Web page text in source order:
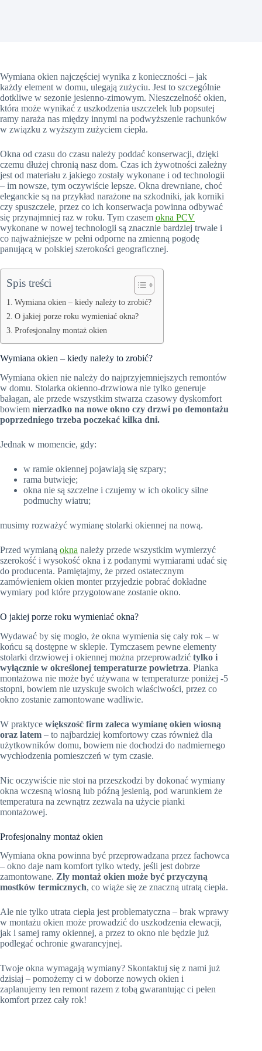
Wymiana okien najczęściej wynika z konieczności – jak
każdy element w domu, ulegają zużyciu. Jest to szczególnie
dotkliwe w sezonie jesienno-zimowym. Nieszczelność okien,
która może wynikać z uszkodzenia uszczelek lub popsutej
ramy naraża nas między innymi na podwyższenie rachunków
w związku z wyższym zużyciem ciepła.
Okna od czasu do czasu należy poddać konserwacji, dzięki
czemu dłużej chronią nasz dom. Czas ich żywotności zależny
jest od materiału z jakiego zostały wykonane i od technologii
– im nowsze, tym oczywiście lepsze. Okna drewniane, choć
eleganckie są na przykład narażone na szkodniki, jak korniki
czy spuszczele, przez co ich konserwacja powinna odbywać
się przynajmniej raz w roku. Tym czasem okna PCV
wykonane w nowej technologii są znacznie bardziej trwałe i
co najważniejsze w pełni odporne na zmienną pogodę
panującą w polskiej szerokości geograficznej.
Spis treści
Wymiana okien – kiedy należy to zrobić?
O jakiej porze roku wymieniać okna?
Profesjonalny montaż okien
Wymiana okien – kiedy należy to zrobić?
Wymiana okien nie należy do najprzyjemniejszych remontów
w domu. Stolarka okienno-drzwiowa nie tylko generuje
bałagan, ale przede wszystkim stwarza czasowy dyskomfort
bowiem nierzadko na nowe okno czy drzwi po demontażu
poprzedniego trzeba poczekać kilka dni.
Jednak w momencie, gdy:
w ramie okiennej pojawiają się szpary;
rama butwieje;
okna nie są szczelne i czujemy w ich okolicy silne
podmuchy wiatru;
musimy rozważyć wymianę stolarki okiennej na nową.
Przed wymianą okna należy przede wszystkim wymierzyć
szerokość i wysokość okna i z podanymi wymiarami udać się
do producenta. Pamiętajmy, że przed ostatecznym
zamówieniem okien monter przyjedzie pobrać dokładne
wymiary pod które przygotowane zostanie okno.
O jakiej porze roku wymieniać okna?
Wydawać by się mogło, że okna wymienia się cały rok – w
końcu są dostępne w sklepie. Tymczasem pewne elementy
stolarki drzwiowej i okiennej można przeprowadzić tylko i
wyłącznie w określonej temperaturze powietrza. Pianka
montażowa nie może być używana w temperaturze poniżej -5
stopni, bowiem nie uzyskuje swoich właściwości, przez co
okno zostanie zamontowane wadliwie.
W praktyce większość firm zaleca wymianę okien wiosną
oraz latem – to najbardziej komfortowy czas również dla
użytkowników domu, bowiem nie dochodzi do nadmiernego
wychłodzenia pomieszczeń w tym czasie.
Nic oczywiście nie stoi na przeszkodzi by dokonać wymiany
okna wczesną wiosną lub późną jesienią, pod warunkiem że
temperatura na zewnątrz zezwala na użycie pianki
montażowej.
Profesjonalny montaż okien
Wymiana okna powinna być przeprowadzana przez fachowca
– okno daje nam komfort tylko wtedy, jeśli jest dobrze
zamontowane. Zły montaż okien może być przyczyną
mostków termicznych, co wiąże się ze znaczną utratą ciepła.
Ale nie tylko utrata ciepła jest problematyczna – brak wprawy
w montażu okien może prowadzić do uszkodzenia elewacji,
jak i samej ramy okiennej, a przez to okno nie będzie już
podlegać ochronie gwarancyjnej.
Twoje okna wymagają wymiany? Skontaktuj się z nami już
dzisiaj – pomożemy ci w doborze nowych okien i
zaplanujemy ten remont razem z tobą gwarantując ci pełen
komfort przez cały rok!